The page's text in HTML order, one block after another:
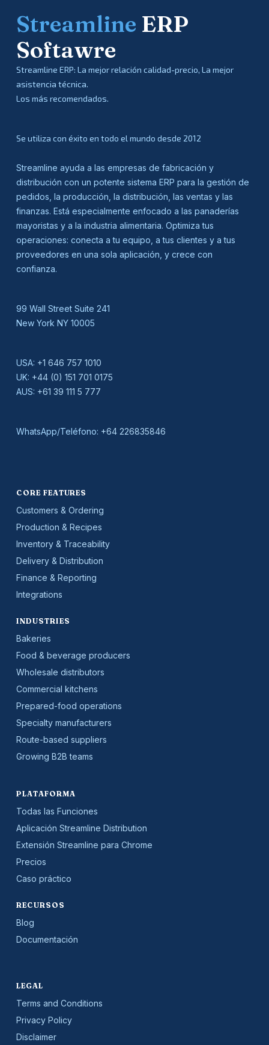
Streamline ERP
Softawre
Streamline ERP: La mejor relación calidad-precio, La mejor
asistencia técnica.
Los más recomendados.
Se utiliza con éxito en todo el mundo desde 2012
Streamline ayuda a las empresas de fabricación y
distribución con un potente sistema ERP para la gestión de
pedidos, la producción, la distribución, las ventas y las
finanzas. Está especialmente enfocado a las panaderías
mayoristas y a la industria alimentaria. Optimiza tus
operaciones: conecta a tu equipo, a tus clientes y a tus
proveedores en una sola aplicación, y crece con
confianza.
99 Wall Street Suite 241
New York NY 10005
USA: +1 646 757 1010
UK: +44 (0) 151 701 0175
AUS: +61 39 111 5 777
WhatsApp/Teléfono: +64 226835846
CORE FEATURES
Customers & Ordering
Production & Recipes
Inventory & Traceability
Delivery & Distribution
Finance & Reporting
Integrations
INDUSTRIES
Bakeries
Food & beverage producers
Wholesale distributors
Commercial kitchens
Prepared-food operations
Specialty manufacturers
Route-based suppliers
Growing B2B teams
PLATAFORMA
Todas las Funciones
Aplicación Streamline Distribution
Extensión Streamline para Chrome
Precios
Caso práctico
RECURSOS
Blog
Documentación
LEGAL
Terms and Conditions
Privacy Policy
Disclaimer